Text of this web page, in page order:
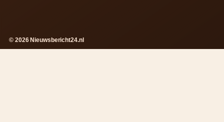
© 2026 Nieuwsbericht24.nl